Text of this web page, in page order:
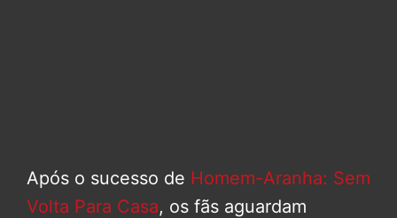
Após o sucesso de Homem-Aranha: Sem
Volta Para Casa, os fãs aguardam